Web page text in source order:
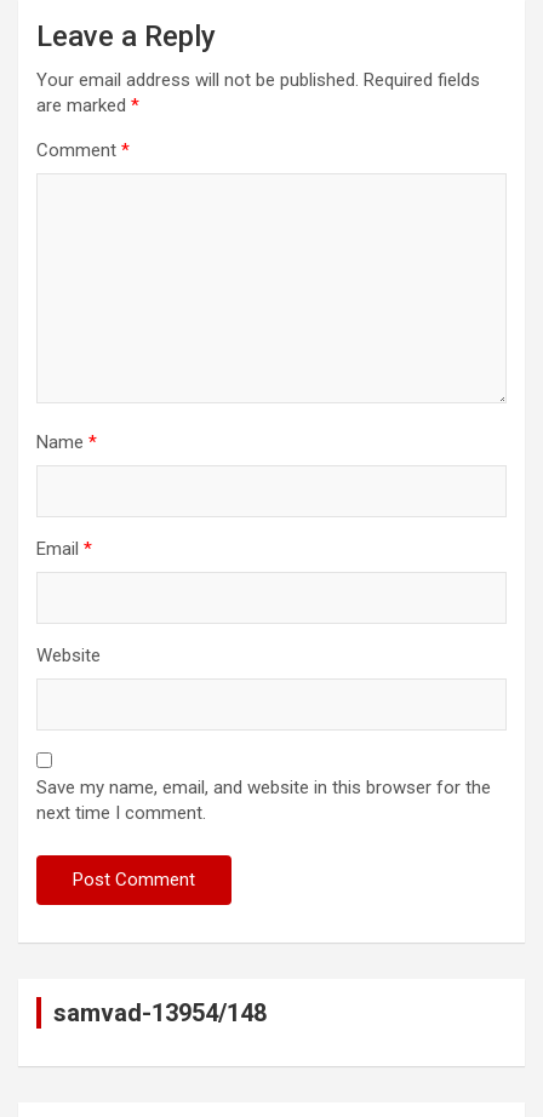
Leave a Reply
Your email address will not be published. Required fields
are marked *
Comment *
Name *
Email *
Website
Save my name, email, and website in this browser for the
next time I comment.
samvad-13954/148